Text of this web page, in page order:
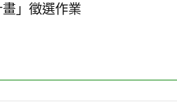
」徵選作業